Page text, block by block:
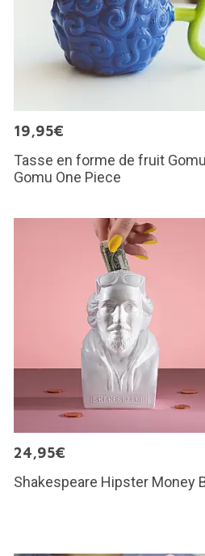
19,95€
Tasse en forme de fruit Gomu
Gomu One Piece
24,95€
Shakespeare Hipster Money